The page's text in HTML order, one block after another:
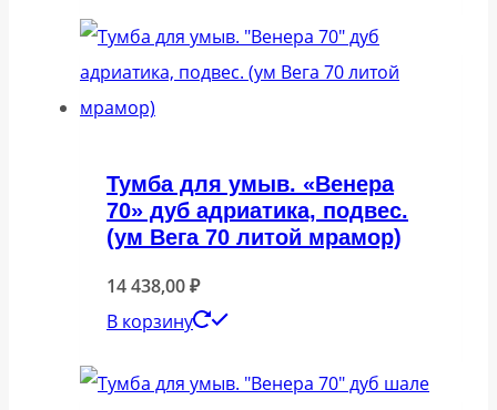
Тумба для умыв. «Венера
70» дуб адриатика, подвес.
(ум Вега 70 литой мрамор)
14 438,00₽
В корзину